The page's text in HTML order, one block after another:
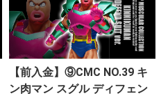
【前入金】⑨CMC NO.39 キ
ン肉マン スグル ディフェン